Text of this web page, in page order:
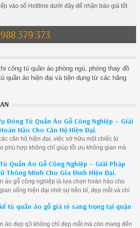
vào số Hotlline dưới đây để nhận báo giá tốt
công tủ quần áo phòng ngủ, phòng thay đồ
quần áo hiện đại và tiện dụng từ các hãng
Đóng Tủ Quần Áo Gỗ Công Nghiệp – Giải
Hảo Cho Căn Hộ Hiện Đại.
căn hộ hiện đại, việc sở hữu một chiếc tủ
phù hợp không chỉ giúp tối ưu không gian mà
áo gỗ công nghiệp đang trở thành lựa chọn
nhờ vào sự tiện nghi, hiện đại và giá thành
Hãy cùng tìm hiểu vì sao tủ quần áo gỗ công
lại được ưa chuộng và các lợi ích mà nó mang
Quần Áo Gỗ Công Nghiệp – Giải Pháp
Thông Minh Cho Gia Đình Hiện Đại.
áo gỗ công nghiệp là lựa chọn hoàn hảo cho
sống hiện đại nhờ sự bền bỉ, đẹp mắt và chi
nổi bật? Những loại gỗ công nghiệp nào được
Cùng khám phá trong bài viết dưới đây!
tủ quần áo gỗ giá rẻ sang trọng tại quận
áo đẹp q3 không chỉ đẹp mắt mà còn mang đến